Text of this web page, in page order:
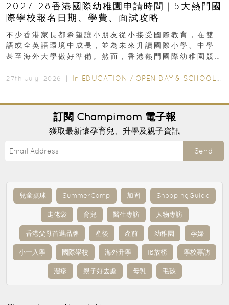
2027-28香港國際幼稚園申請時間｜5大熱門國
際學校報名日期、學費、面試攻略
不少香港家長都希望讓小朋友從小接受國際教育，在雙
語或全英語環境中成長，並為未來升讀國際小學、中學
甚至海外大學做好準備。然而，香港熱門國際幼稚園競
27th July, 2026 ｜ In EDUCATION / OPEN DAY & SCHOOL EVENTS
訂閱 Champimom 電子報
獲取最新懷孕育兒、升學及親子資訊
Send
兒童桌球 SummerCamp 加固 ShoppingGuide
走佬袋 育兒 醫生專訪 人物專訪
香港父母首選品牌 產後 產前 幼稚園 孕婦
小一入學 國際學校 海外升學 IB放榜 學校專訪
濕疹 親子好去處 母乳 毛孩